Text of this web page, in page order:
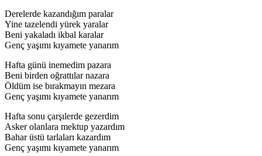
Derelerde kazandığım paralar
Yine tazelendi yürek yaralar
Beni yakaladı ikbal karalar
Genç yaşımı kıyamete yanarım
Hafta günü inemedim pazara
Beni birden oğrattılar nazara
Öldüm ise bırakmayın mezara
Genç yaşımı kıyamete yanarım
Hafta sonu çarşılerde gezerdim
Asker olanlara mektup yazardım
Bahar üstü tarlaları kazardım
Genç yaşımı kıyamete yanarım